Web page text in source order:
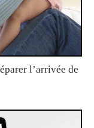
l’arrivée de